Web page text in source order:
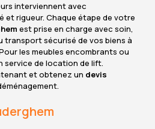
interviennent avec
et rigueur. Chaque étape de votre
est prise en charge avec soin,
transport sécurisé de vos biens à
les meubles encombrants ou
service de location de lift.
et obtenez un devis